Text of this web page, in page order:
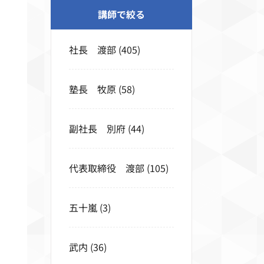
講師で絞る
社長 渡部 (405)
塾長 牧原 (58)
副社長 別府 (44)
代表取締役 渡部 (105)
五十嵐 (3)
武内 (36)